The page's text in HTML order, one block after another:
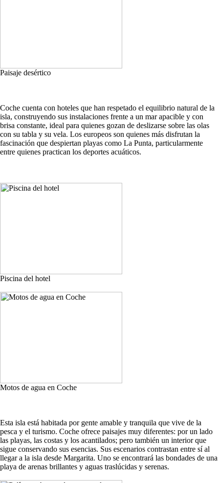
Paisaje desértico
Coche cuenta con hoteles que han respetado el equilibrio natural de la
isla, construyendo sus instalaciones frente a un mar apacible y con
brisa constante, ideal para quienes gozan de deslizarse sobre las olas
con su tabla y su vela. Los europeos son quienes más disfrutan la
fascinación que despiertan playas como La Punta, particularmente
entre quienes practican los deportes acuáticos.
Piscina del hotel
Motos de agua en Coche
Esta isla está habitada por gente amable y tranquila que vive de la
pesca y el turismo. Coche ofrece paisajes muy diferentes: por un lado
las playas, las costas y los acantilados; pero también un interior que
sigue conservando sus esencias. Sus escenarios contrastan entre sí al
llegar a la isla desde Margarita. Uno se encontrará las bondades de una
playa de arenas brillantes y aguas traslúcidas y serenas.